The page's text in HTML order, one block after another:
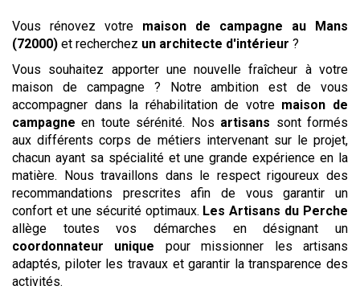
Vous rénovez votre maison de campagne au Mans
(72000) et recherchez un architecte d'intérieur ?
Vous souhaitez apporter une nouvelle fraîcheur à votre
maison de campagne ? Notre ambition est de vous
accompagner dans la réhabilitation de votre maison de
campagneen toute sérénité. Nos artisans sont formés
aux différents corps de métiers intervenant sur le projet,
chacun ayant sa spécialité et une grande expérience en la
matière. Nous travaillons dans le respect rigoureux des
recommandations prescrites afin de vous garantir un
confort et une sécurité optimaux. Les Artisans du Perche
allège toutes vos démarches en désignant un
coordonnateur unique pour missionner les artisans
adaptés, piloter les travaux et garantir la transparence des
activités.